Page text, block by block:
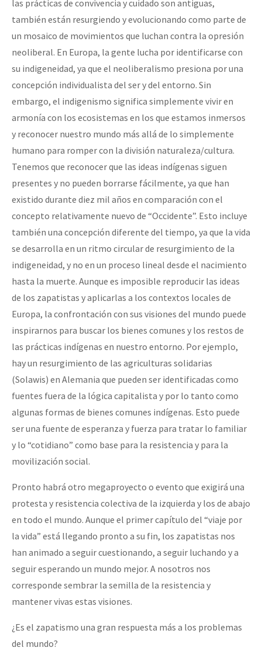
las prácticas de convivencia y cuidado son antiguas,
también están resurgiendo y evolucionando como parte de
un mosaico de movimientos que luchan contra la opresión
neoliberal. En Europa, la gente lucha por identificarse con
su indigeneidad, ya que el neoliberalismo presiona por una
concepción individualista del ser y del entorno. Sin
embargo, el indigenismo significa simplemente vivir en
armonía con los ecosistemas en los que estamos inmersos
y reconocer nuestro mundo más allá de lo simplemente
humano para romper con la división naturaleza/cultura.
Tenemos que reconocer que las ideas indígenas siguen
presentes y no pueden borrarse fácilmente, ya que han
existido durante diez mil años en comparación con el
concepto relativamente nuevo de “Occidente”. Esto incluye
también una concepción diferente del tiempo, ya que la vida
se desarrolla en un ritmo circular de resurgimiento de la
indigeneidad, y no en un proceso lineal desde el nacimiento
hasta la muerte. Aunque es imposible reproducir las ideas
de los zapatistas y aplicarlas a los contextos locales de
Europa, la confrontación con sus visiones del mundo puede
inspirarnos para buscar los bienes comunes y los restos de
las prácticas indígenas en nuestro entorno. Por ejemplo,
hay un resurgimiento de las agriculturas solidarias
(Solawis) en Alemania que pueden ser identificadas como
fuentes fuera de la lógica capitalista y por lo tanto como
algunas formas de bienes comunes indígenas. Esto puede
ser una fuente de esperanza y fuerza para tratar lo familiar
y lo “cotidiano” como base para la resistencia y para la
movilización social.
Pronto habrá otro megaproyecto o evento que exigirá una
protesta y resistencia colectiva de la izquierda y los de abajo
en todo el mundo. Aunque el primer capítulo del “viaje por
la vida” está llegando pronto a su fin, los zapatistas nos
han animado a seguir cuestionando, a seguir luchando y a
seguir esperando un mundo mejor. A nosotros nos
corresponde sembrar la semilla de la resistencia y
mantener vivas estas visiones.
¿Es el zapatismo una gran respuesta más a los problemas
del mundo?